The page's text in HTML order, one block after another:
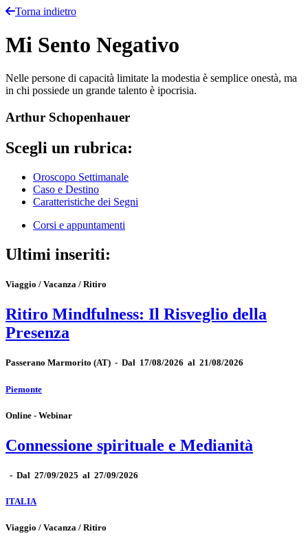
Torna indietro
Mi Sento Negativo
Nelle persone di capacità limitate la modestia è semplice onestà, ma
in chi possiede un grande talento è ipocrisia.
Arthur Schopenhauer
Scegli un rubrica:
Oroscopo Settimanale
Caso e Destino
Caratteristiche dei Segni
Corsi e appuntamenti
Ultimi inseriti:
Viaggio / Vacanza / Ritiro
Ritiro Mindfulness: Il Risveglio della
Presenza
Passerano Marmorito (AT) - Dal 17/08/2026 al 21/08/2026
Piemonte
Online - Webinar
Connessione spirituale e Medianità
- Dal 27/09/2025 al 27/09/2026
ITALIA
Viaggio / Vacanza / Ritiro